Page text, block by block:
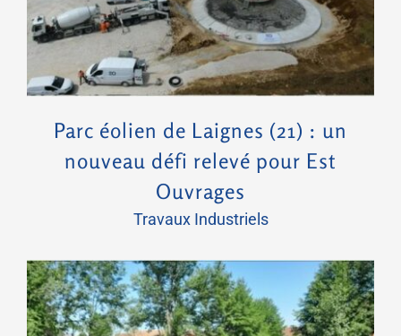
Parc éolien de Laignes (21) : un
nouveau défi relevé pour Est
Ouvrages
Travaux Industriels